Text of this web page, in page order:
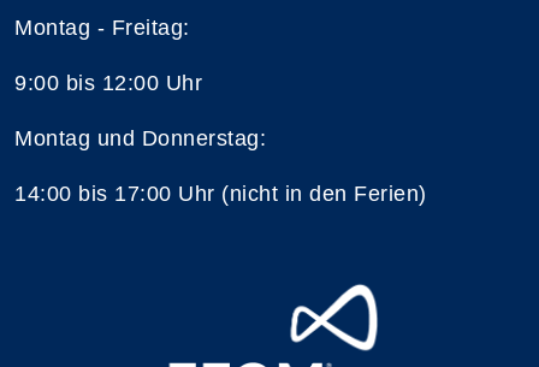
Montag - Freitag:
9:00 bis 12:00 Uhr
Montag und Donnerstag:
14:00 bis 17:00 Uhr (nicht in den Ferien)